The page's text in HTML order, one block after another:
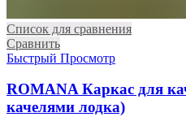
Список для сравнения
Сравнить
Быстрый Просмотр
ROMANA Каркас для
качелями лодка)